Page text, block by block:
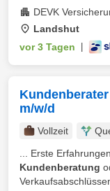
DEVK
Landshut
vor 3 Tagen
m/w/d
Vollzeit
... Erste
Kundenberatung
Verkaufsabschlüssen